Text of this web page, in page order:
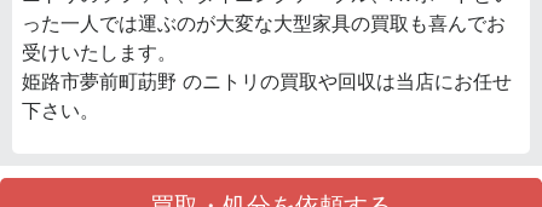
った一人では運ぶのが大変な大型家具の買取も喜んでお
受けいたします。
姫路市夢前町莇野 のニトリの買取や回収は当店にお任せ
下さい。